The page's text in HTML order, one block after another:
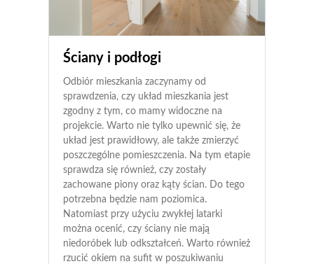
Ściany i podłogi
Odbiór mieszkania zaczynamy od
sprawdzenia, czy układ mieszkania jest
zgodny z tym, co mamy widoczne na
projekcie. Warto nie tylko upewnić się, że
układ jest prawidłowy, ale także zmierzyć
poszczególne pomieszczenia. Na tym etapie
sprawdza się również, czy zostały
zachowane piony oraz kąty ścian. Do tego
potrzebna będzie nam poziomica.
Natomiast przy użyciu zwykłej latarki
można ocenić, czy ściany nie mają
niedoróbek lub odkształceń. Warto również
rzucić okiem na sufit w poszukiwaniu